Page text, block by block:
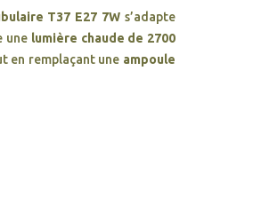
T37 E27 7W s’adapte
une lumière chaude de 2700
en remplaçant une ampoule